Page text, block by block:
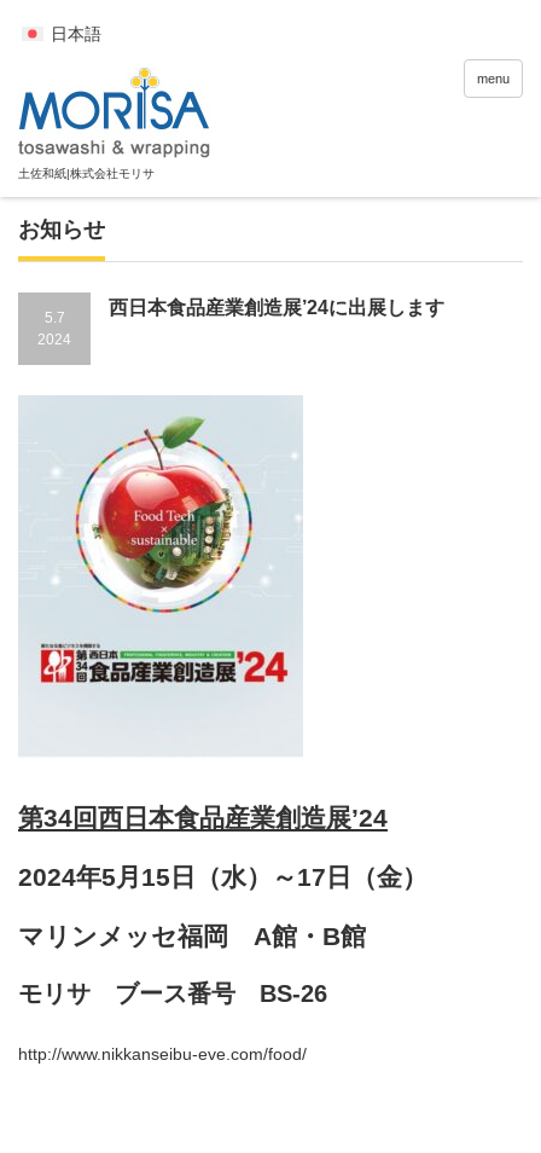
日本語
menu
お知らせ
5.7
2024
西日本食品産業創造展’24に出展します
第34回西日本食品産業創造展’24
2024年5月15日（水）～17日（金）
マリンメッセ福岡 A館・B館
モリサ ブース番号 BS-26
http://www.nikkanseibu-eve.com/food/